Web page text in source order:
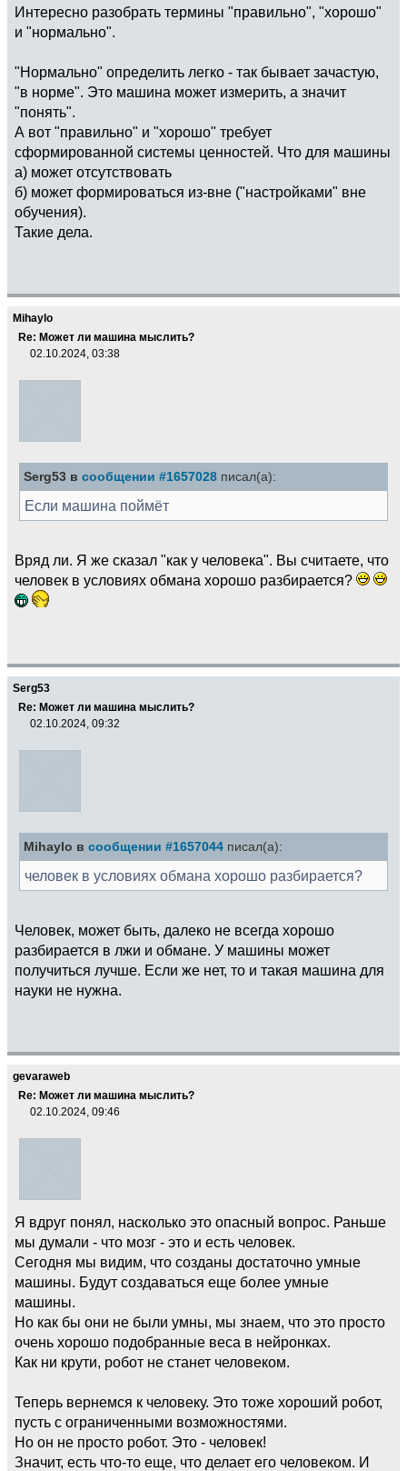
Интересно разобрать термины "правильно", "хорошо"
и "нормально".
"Нормально" определить легко - так бывает зачастую,
"в норме". Это машина может измерить, а значит
"понять".
А вот "правильно" и "хорошо" требует
сформированной системы ценностей. Что для машины
а) может отсутствовать
б) может формироваться из-вне ("настройками" вне
обучения).
Такие дела.
Mihaylo
Re: Может ли машина мыслить?
02.10.2024, 03:38
Serg53 в сообщении #1657028 писал(а):
Если машина поймёт
Вряд ли. Я же сказал "как у человека". Вы считаете, что
человек в условиях обмана хорошо разбирается?
Serg53
Re: Может ли машина мыслить?
02.10.2024, 09:32
Mihaylo в сообщении #1657044 писал(а):
человек в условиях обмана хорошо разбирается?
Человек, может быть, далеко не всегда хорошо
разбирается в лжи и обмане. У машины может
получиться лучше. Если же нет, то и такая машина для
науки не нужна.
gevaraweb
Re: Может ли машина мыслить?
02.10.2024, 09:46
Я вдруг понял, насколько это опасный вопрос. Раньше
мы думали - что мозг - это и есть человек.
Сегодня мы видим, что созданы достаточно умные
машины. Будут создаваться еще более умные
машины.
Но как бы они не были умны, мы знаем, что это просто
очень хорошо подобранные веса в нейронках.
Как ни крути, робот не станет человеком.
Теперь вернемся к человеку. Это тоже хороший робот,
пусть с ограниченными возможностями.
Но он не просто робот. Это - человек!
Значит, есть что-то еще, что делает его человеком. И